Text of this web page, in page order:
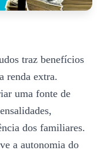
traz benefícios
renda extra.
uma fonte de
dos familiares.
a autonomia do